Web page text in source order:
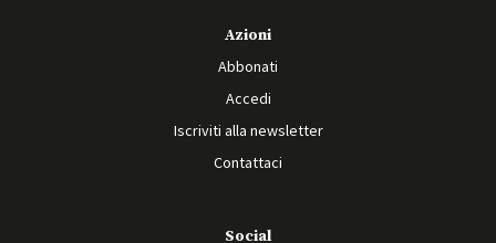
Azioni
Abbonati
Accedi
Iscriviti alla newsletter
Contattaci
Social